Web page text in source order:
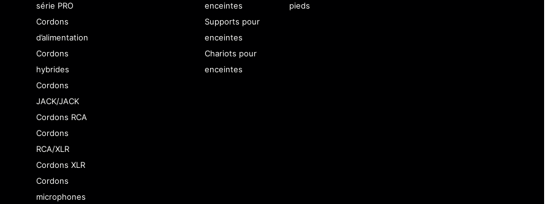
série PRO
Cordons
d’alimentation
Cordons
hybrides
Cordons
JACK/JACK
Cordons RCA
Cordons
RCA/XLR
Cordons XLR
Cordons
microphones
enceintes
Supports pour
enceintes
Chariots pour
enceintes
pieds